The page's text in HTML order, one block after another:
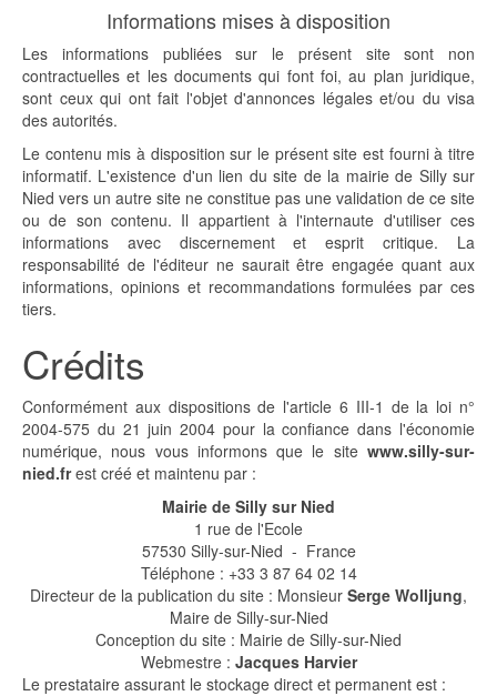
Informations mises à disposition
Les informations publiées sur le présent site sont non
contractuelles et les documents qui font foi, au plan juridique,
sont ceux qui ont fait l'objet d'annonces légales et/ou du visa
des autorités.
Le contenu mis à disposition sur le présent site est fourni à titre
informatif. L'existence d'un lien du site de la mairie de Silly sur
Nied vers un autre site ne constitue pas une validation de ce site
ou de son contenu. Il appartient à l'internaute d'utiliser ces
informations avec discernement et esprit critique. La
responsabilité de l'éditeur ne saurait être engagée quant aux
informations, opinions et recommandations formulées par ces
tiers.
Crédits
Conformément aux dispositions de l'article 6 III-1 de la loi n°
2004-575 du 21 juin 2004 pour la confiance dans l'économie
numérique, nous vous informons que le site www.silly-sur-
nied.frest créé et maintenu par :
Mairie de Silly sur Nied
1 rue de l'Ecole
57530 Silly-sur-Nied - France
Téléphone : +33 3 87 64 02 14
Directeur de la publication du site : Monsieur Serge Wolljung,
Maire de Silly-sur-Nied
Conception du site : Mairie de Silly-sur-Nied
Webmestre : Jacques Harvier
Le prestataire assurant le stockage direct et permanent est :